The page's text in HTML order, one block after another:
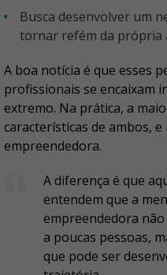
Busca desenvolver um negócio saudável, sem se
tornar refém da própria
A boa notícia é que esses
profissionais se encaixam
extremo. Na prática, a
características de ambos,
empreendedora.
A diferença é que
entendem que a
empreendedora
a poucas pessoas,
que pode ser